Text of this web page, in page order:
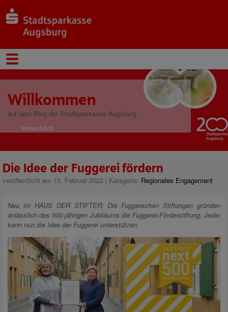
Willkommen
auf dem Blog der Stadtsparkasse Augsburg
Die Idee der Fuggerei fördern
veröffentlicht am 15. Februar 2022 | Kategorie: Regionales Engagement
Neu im HAUS DER STIFTER: Die Fuggerschen Stiftungen gründen
anlässlich des 500-jährigen Jubiläums die Fuggerei-Förderstiftung. Jeder
kann nun die Idee der Fuggerei unterstützen.